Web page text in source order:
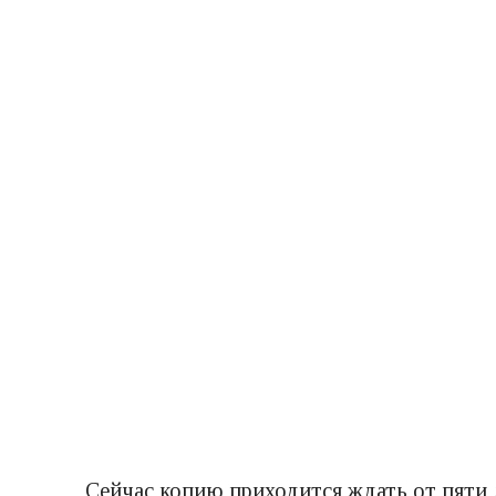
Сейчас копию приходится ждать от пяти